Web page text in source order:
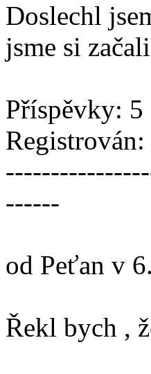
Doslechl
jsme si
Příspěvky: 5
------
od Peťan v
Řekl bych ,